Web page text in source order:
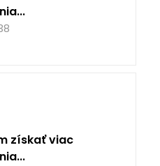
získať viac